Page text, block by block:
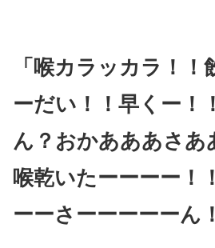
「喉カラッカラ！！
ーだい！！早くー！
ん？おかあああさあ
喉乾いたーーーー！
ーーさーーーーーん